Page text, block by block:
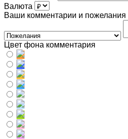
Валюта
Ваши комментарии и пожелания
Цвет фона комментария